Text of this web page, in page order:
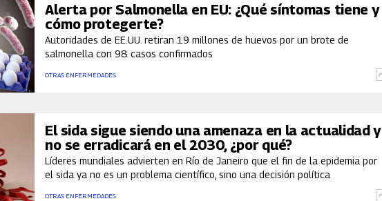
Alerta por Salmonella en EU: ¿Qué síntomas tiene y
cómo protegerte?
Autoridades de EE.UU. retiran 19 millones de huevos por un brote de
salmonella con 98 casos confirmados
OTRAS ENFERMEDADES
El sida sigue siendo una amenaza en la actualidad y
no se erradicará en el 2030, ¿por qué?
Líderes mundiales advierten en Río de Janeiro que el fin de la epidemia por
el sida ya no es un problema científico, sino una decisión política
OTRAS ENFERMEDADES